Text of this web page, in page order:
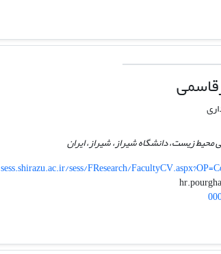
زیست، دانشگاه شیراز، شیراز، ایران
sess.shirazu.ac.ir/sess/FResearch/